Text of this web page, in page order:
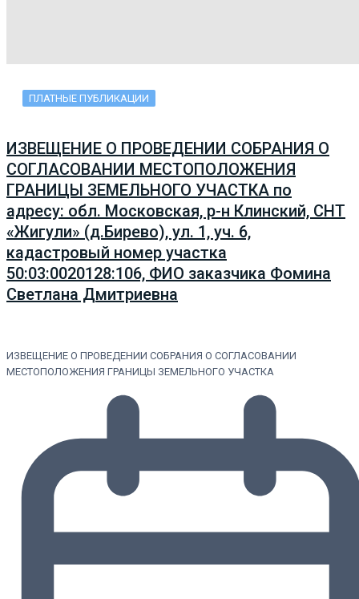
ПЛАТНЫЕ ПУБЛИКАЦИИ
ИЗВЕЩЕНИЕ О ПРОВЕДЕНИИ СОБРАНИЯ О
СОГЛАСОВАНИИ МЕСТОПОЛОЖЕНИЯ
ГРАНИЦЫ ЗЕМЕЛЬНОГО УЧАСТКА по
адресу: обл. Московская, р-н Клинский, СНТ
«Жигули» (д.Бирево), ул. 1, уч. 6,
кадастровый номер участка
50:03:0020128:106, ФИО заказчика Фомина
Светлана Дмитриевна
ИЗВЕЩЕНИЕ О ПРОВЕДЕНИИ СОБРАНИЯ О СОГЛАСОВАНИИ
МЕСТОПОЛОЖЕНИЯ ГРАНИЦЫ ЗЕМЕЛЬНОГО УЧАСТКА